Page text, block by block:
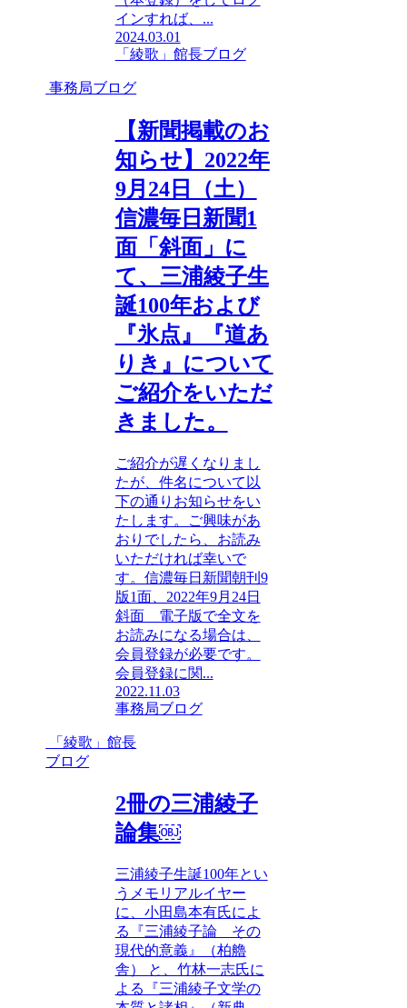
インすれば、...
2024.03.01
「綾歌」館長ブログ
事務局ブログ
【新聞掲載のお
知らせ】2022年
9月24日（土）
信濃毎日新聞1
面「斜面」に
て、三浦綾子生
誕100年および
『氷点』『道あ
りき』について
ご紹介をいただ
きました。
ご紹介が遅くなりまし
たが、件名について以
下の通りお知らせをい
たします。ご興味があ
おりでしたら、お読み
いただければ幸いで
す。信濃毎日新聞朝刊9
版1面、2022年9月24日
斜面 電子版で全文を
お読みになる場合は、
会員登録が必要です。
会員登録に関...
2022.11.03
事務局ブログ
「綾歌」館長
ブログ
2冊の三浦綾子
論集￼
三浦綾子生誕100年とい
うメモリアルイヤー
に、小田島本有氏によ
る『三浦綾子論 その
現代的意義』（柏艪
舎） と、竹林一志氏に
よる『三浦綾子文学の